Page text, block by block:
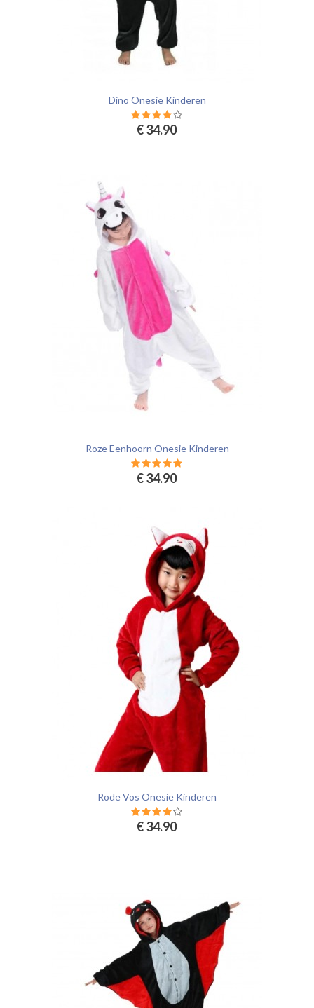
Dino Onesie Kinderen
€ 34.90
Roze Eenhoorn Onesie Kinderen
€ 34.90
Rode Vos Onesie Kinderen
€ 34.90